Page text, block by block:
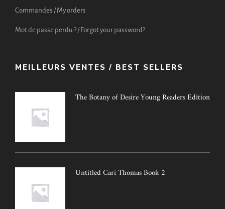
Commandes / My orders
Mot de passe perdu ? / Forgot your password?
MEILLEURS VENTES / BEST SELLERS
The Botany of Desire Young Readers Edition
Untitled Cari Thomas Book 2